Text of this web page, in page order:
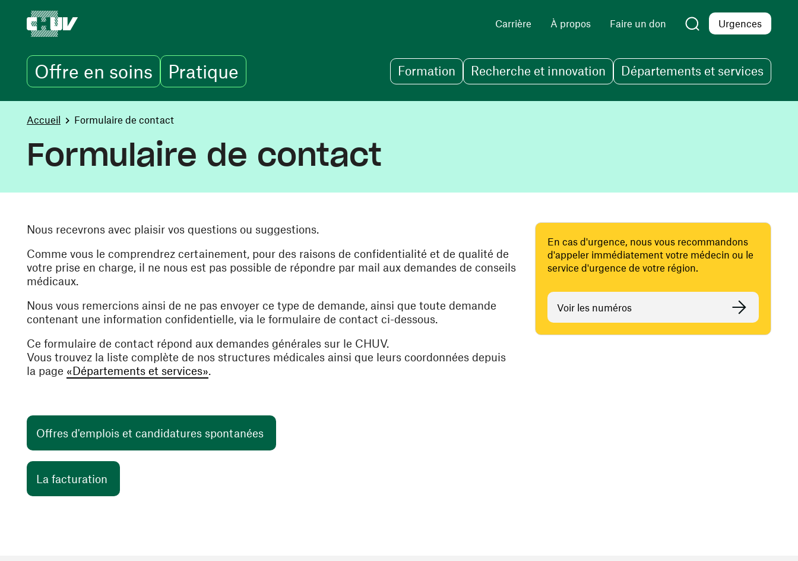
Carrière À propos Faire un don Urgences
Offre en soins Pratique Formation Recherche et innovation Départements et services
You are here:
Accueil Formulaire de contact
Formulaire de contact
Nous recevrons avec plaisir vos questions ou suggestions.
Comme vous le comprendrez certainement, pour des raisons de confidentialité et de qualité de
votre prise en charge, il ne nous est pas possible de répondre par mail aux demandes de conseils
médicaux.
Nous vous remercions ainsi de ne pas envoyer ce type de demande, ainsi que toute demande
contenant une information confidentielle, via le formulaire de contact ci-dessous.
Ce formulaire de contact répond aux demandes générales sur le CHUV.
Vous trouvez la liste complète de nos structures médicales ainsi que leurs coordonnées depuis
la page «Départements et services».
Offres d'emplois et candidatures spontanées
La facturation
En cas d'urgence, nous vous recommandons
d'appeler immédiatement votre médecin ou le
service d'urgence de votre région.
Voir les numéros